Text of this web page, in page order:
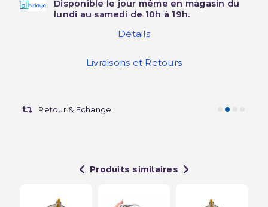
Disponible le jour même en magasin du
lundi au samedi de 10h à 19h.
Détails
Livraisons et Retours
Retour & Echange
Produits similaires